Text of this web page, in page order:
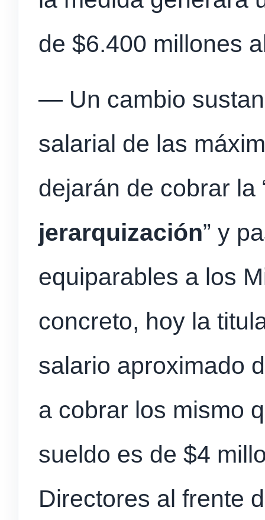
de $6.400 millones
— Un cambio
salarial de las
dejarán de cobrar la
jerarquización” y
equiparables a los
concreto, hoy la
salario aproximado
a cobrar los mismo
sueldo es de $4
Directores al frente